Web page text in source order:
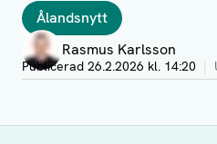
Taggar
Ålandsnytt
Författare
Rasmus Karlsson
Visa profil
Publicerad 26.2.2026 kl. 14:20